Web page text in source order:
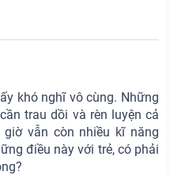
khó nghĩ vô cùng. Những
trau dồi và rèn luyện cả
vẫn còn nhiều kĩ năng
điều này với trẻ, có phải